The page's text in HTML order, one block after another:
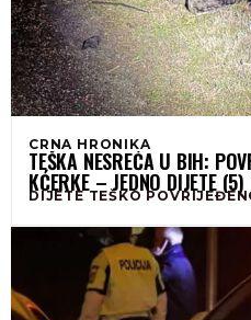
CRNA HRONIKA
TEŠKA NESREĆA U BIH:
KĆERKE – JEDNO DIJETE
DIJETE TEŠKO